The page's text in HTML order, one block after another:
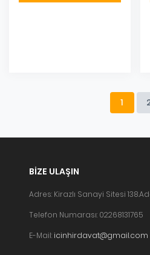
1
BIZE ULAŞIN
Adres: Kirazlı Sanayi Sitesi
Telefon Numarası: 02268131765
E-Mail: icinhirdavat@gmail.com